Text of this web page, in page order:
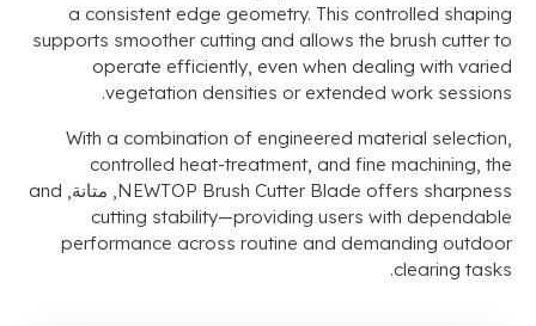
a consistent edge geometry .This controlled shaping
supports smoother cutting and allows the brush cutter to
operate efficiently ,even when dealing with varied
vegetation densities or extended work sessions
.
With a combination of engineered material selection
controlled heat-treatment ,and fine machining ,the
NEWTOP Brush Cutter Blade offers sharpness, متانة, and
cutting stability—providing users with dependable
performance across routine and demanding outdoor
clearing tasks
.